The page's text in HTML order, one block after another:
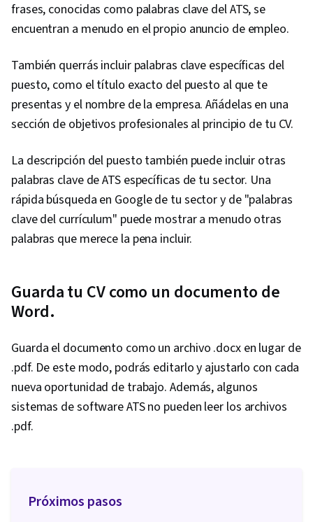
frases, conocidas como palabras clave del ATS, se
encuentran a menudo en el propio anuncio de empleo.
También querrás incluir palabras clave específicas del
puesto, como el título exacto del puesto al que te
presentas y el nombre de la empresa. Añádelas en una
sección de objetivos profesionales al principio de tu CV.
La descripción del puesto también puede incluir otras
palabras clave de ATS específicas de tu sector. Una
rápida búsqueda en Google de tu sector y de "palabras
clave del currículum" puede mostrar a menudo otras
palabras que merece la pena incluir.
Guarda tu CV como un documento de
Word.
Guarda el documento como un archivo .docx en lugar de
.pdf. De este modo, podrás editarlo y ajustarlo con cada
nueva oportunidad de trabajo. Además, algunos
sistemas de software ATS no pueden leer los archivos
.pdf.
Próximos pasos